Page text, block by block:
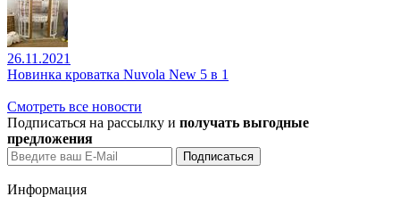
26.11.2021
Новинка кроватка Nuvola New 5 в 1
Смотреть все новости
Подписаться на рассылку и получать выгодные
предложения
Информация